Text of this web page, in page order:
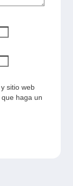
sitio web
haga un